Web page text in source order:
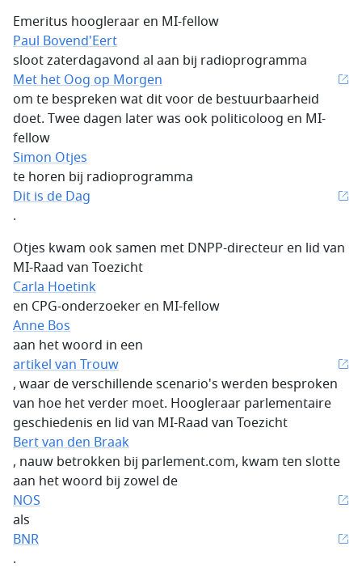
Emeritus hoogleraar en MI-fellow
Paul Bovend'Eert
sloot zaterdagavond al aan bij radioprogramma
Met het Oog op Morgen
om te bespreken wat dit voor de bestuurbaarheid
doet. Twee dagen later was ook politicoloog en MI-
fellow
Simon Otjes
te horen bij radioprogramma
Dit is de Dag
.
Otjes kwam ook samen met DNPP-directeur en lid van
MI-Raad van Toezicht
Carla Hoetink
en CPG-onderzoeker en MI-fellow
Anne Bos
aan het woord in een
artikel van Trouw
, waar de verschillende scenario's werden besproken
van hoe het verder moet. Hoogleraar parlementaire
geschiedenis en lid van MI-Raad van Toezicht
Bert van den Braak
, nauw betrokken bij parlement.com, kwam ten slotte
aan het woord bij zowel de
NOS
als
BNR
.